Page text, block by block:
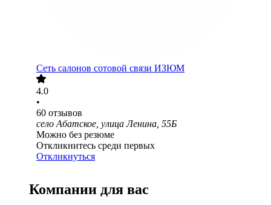
Сеть салонов сотовой связи ИЗЮМ
4.0
•
60 отзывов
село Абатское, улица Ленина, 55Б
Можно без резюме
Откликнитесь среди первых
Откликнуться
Компании для вас